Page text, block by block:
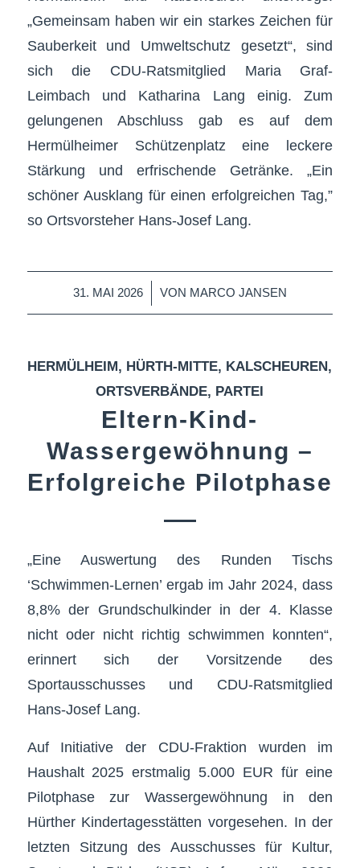
„Gemeinsam haben wir ein starkes Zeichen für
Sauberkeit und Umweltschutz gesetzt“, sind
sich die CDU-Ratsmitglied Maria Graf-
Leimbach und Katharina Lang einig. Zum
gelungenen Abschluss gab es auf dem
Hermülheimer Schützenplatz eine leckere
Stärkung und erfrischende Getränke. „Ein
schöner Ausklang für einen erfolgreichen Tag,”
so Ortsvorsteher Hans-Josef Lang.
31. MAI 2026
/ VON MARCO JANSEN
HERMÜLHEIM, HÜRTH-MITTE, KALSCHEUREN,
ORTSVERBÄNDE, PARTEI
Eltern-Kind-
Wassergewöhnung –
Erfolgreiche Pilotphase
„Eine Auswertung des Runden Tischs
‘Schwimmen-Lernen’ ergab im Jahr 2024, dass
8,8% der Grundschulkinder in der 4. Klasse
nicht oder nicht richtig schwimmen konnten“,
erinnert sich der Vorsitzende des
Sportausschusses und CDU-Ratsmitglied
Hans-Josef Lang.
Auf Initiative der CDU-Fraktion wurden im
Haushalt 2025 erstmalig 5.000 EUR für eine
Pilotphase zur Wassergewöhnung in den
Hürther Kindertagesstätten vorgesehen. In der
letzten Sitzung des Ausschusses für Kultur,